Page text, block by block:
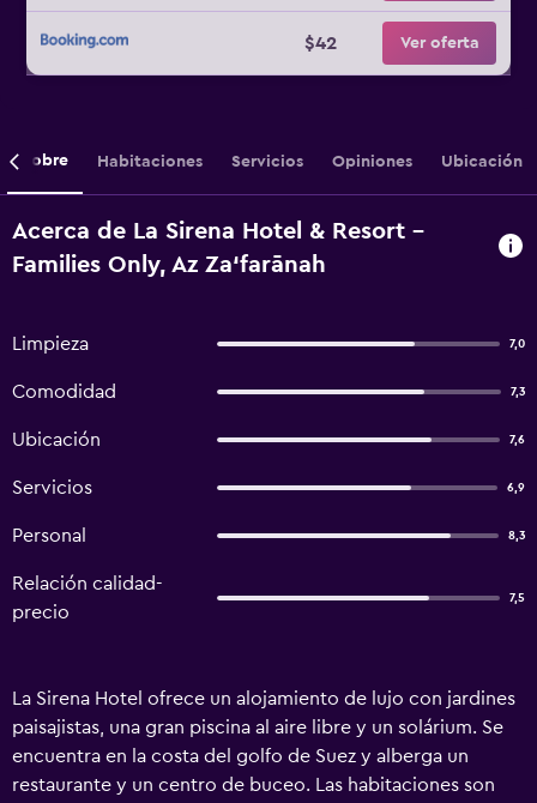
$42 Ver oferta
Sobre Habitaciones Servicios Opiniones Ubicación
Acerca de La Sirena Hotel & Resort -
Families Only, Az Za‘farānah
Limpieza 7,0
Comodidad 7,3
Ubicación 7,6
Servicios 6,9
Personal 8,3
Relación calidad-
precio
7,5
La Sirena Hotel ofrece un alojamiento de lujo con jardines
paisajistas, una gran piscina al aire libre y un solárium. Se
encuentra en la costa del golfo de Suez y alberga un
restaurante y un centro de buceo. Las habitaciones son